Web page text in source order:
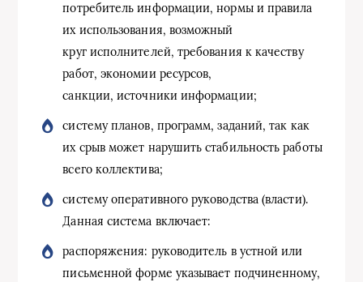
потребитель информации, нормы и правила
их использования, возможный
круг исполнителей, требования к качеству
работ, экономии ресурсов,
санкции, источники информации;
систему планов, программ, заданий, так как
их срыв может нарушить стабильность работы
всего коллектива;
систему оперативного руководства (власти).
Данная система включает:
распоряжения: руководитель в устной или
письменной форме указывает подчиненному,